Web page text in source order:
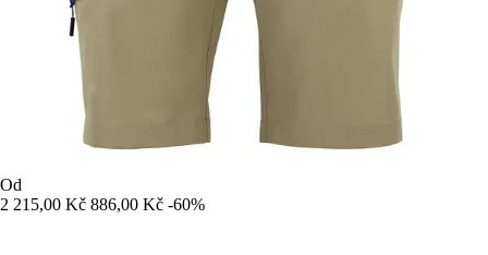
Od
2 215,00 Kč 886,00 Kč -60%